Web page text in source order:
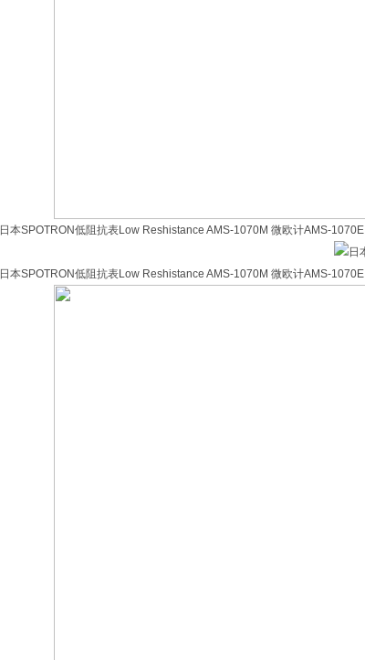
日本SPOTRON低阻抗表Low Reshistance AMS-1070M 微欧计AMS-1070E
日本SPOTRON低阻抗表Low Reshistance AMS-1070M 微欧计AMS-1070E